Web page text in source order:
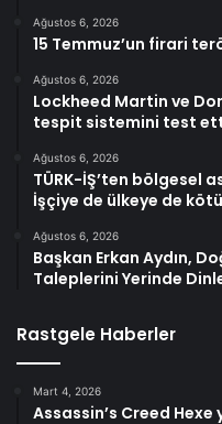
Ağustos 6, 2026
15 Temmuz’un firari
Ağustos 6, 2026
Lockheed Martin ve
tespit sistemini test
Ağustos 6, 2026
TÜRK-İŞ’ten bölgesel
İşçiye de ülkeye de
Ağustos 6, 2026
Başkan Erkan Aydın,
Taleplerini Yerinde
Rastgele Haberler
Mart 4, 2026
Assassin’s Creed